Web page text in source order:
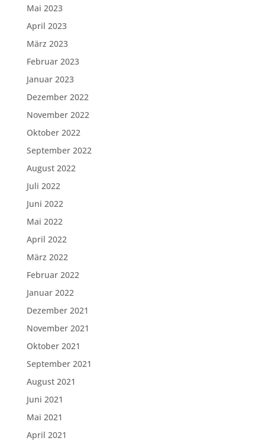
Mai 2023
April 2023
März 2023
Februar 2023
Januar 2023
Dezember 2022
November 2022
Oktober 2022
September 2022
August 2022
Juli 2022
Juni 2022
Mai 2022
April 2022
März 2022
Februar 2022
Januar 2022
Dezember 2021
November 2021
Oktober 2021
September 2021
August 2021
Juni 2021
Mai 2021
April 2021